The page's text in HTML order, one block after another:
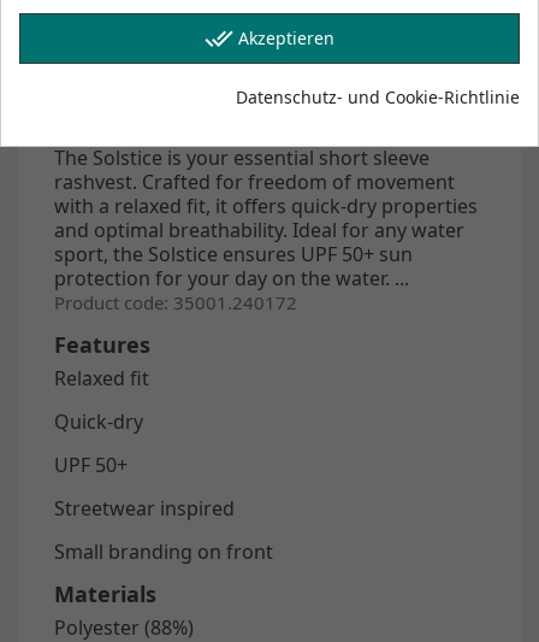
Beschreibung
Artikeldetails
The Solstice is your essential short sleeve
rashvest. Crafted for freedom of movement
with a relaxed fit, it offers quick-dry properties
and optimal breathability. Ideal for any water
sport, the Solstice ensures UPF 50+ sun
protection for your day on the water. ...
Product code: 35001.240172
Features
Relaxed fit
Quick-dry
UPF 50+
Streetwear inspired
Small branding on front
Materials
Polyester (88%)
done_all Akzeptieren
Datenschutz- und Cookie-Richtlinie